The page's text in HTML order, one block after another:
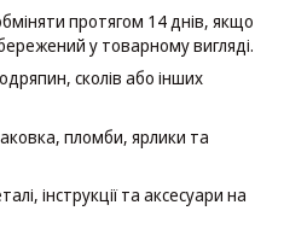
протягом 14 днів, якщо
у товарному вигляді.
сколів або інших
пломби, ярлики та
інструкції та аксесуари на